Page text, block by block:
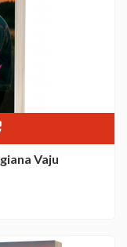
Vaju